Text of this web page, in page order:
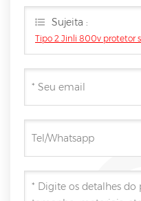
Sujeita :
Tipo 2 Jinli 800v protetor